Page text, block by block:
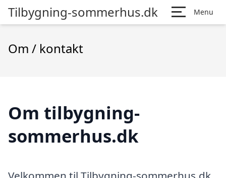
Tilbygning-sommerhus.dk Menu
Om / kontakt
Om tilbygning-
sommerhus.dk